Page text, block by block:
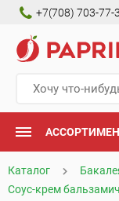
+7(708) 703-77-
Каталог
Соус-крем